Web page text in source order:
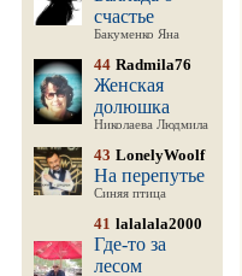
счастье
Бакуменко Яна
44 Radmila76
Женская
долюшка
Николаева Людмила
43 LonelyWoolf
На перепутье
Синяя птица
41 lalalala2000
Где-то за
лесом